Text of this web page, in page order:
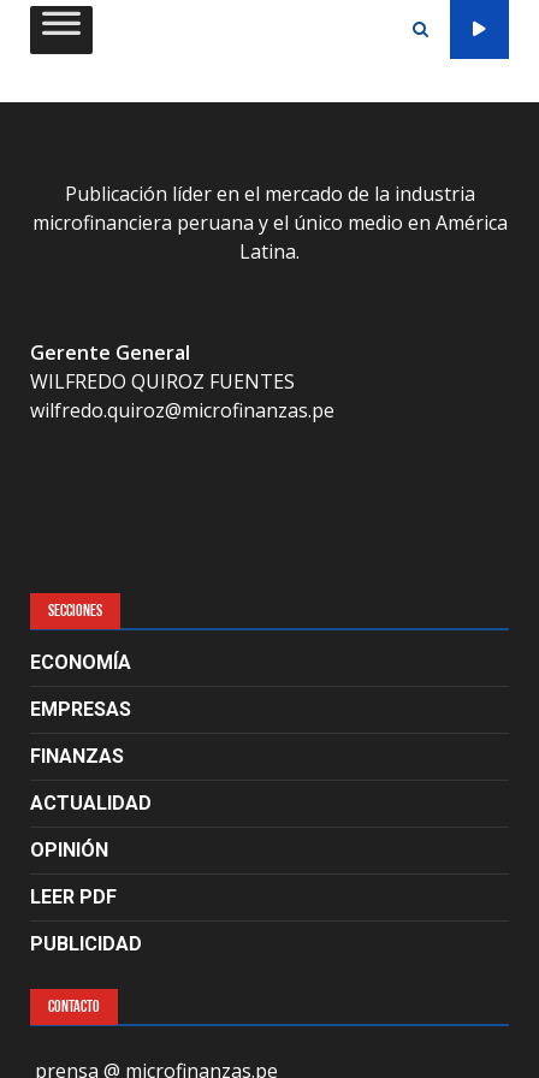
Saltar
Publicación líder en el mercado de la industria
microfinanciera peruana y el único medio en América
Latina.
Gerente General
WILFREDO QUIROZ FUENTES
wilfredo.quiroz@microfinanzas.pe
SECCIONES
ECONOMÍA
EMPRESAS
FINANZAS
ACTUALIDAD
OPINIÓN
LEER PDF
PUBLICIDAD
CONTACTO
prensa @ microfinanzas.pe